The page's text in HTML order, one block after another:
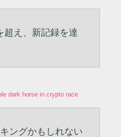
超え、新記録を達
dark horse in crypto race
ングかもしれない